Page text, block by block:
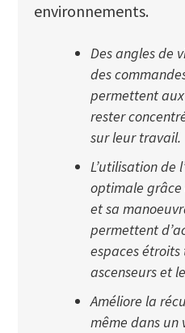
environnements.
Des angles de
des
permettent
rester
sur leur travail.
L’utilisation de
optimale
et sa
permettent
espaces étroits
ascenseurs et
Améliore la
même dans un